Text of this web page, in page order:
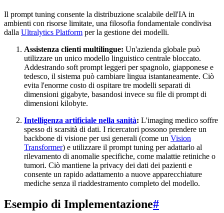
Il prompt tuning consente la distribuzione scalabile dell'IA in
ambienti con risorse limitate, una filosofia fondamentale condivisa
dalla Ultralytics Platform per la gestione dei modelli.
Assistenza clienti multilingue: Un'azienda globale può
utilizzare un unico modello linguistico centrale bloccato.
Addestrando soft prompt leggeri per spagnolo, giapponese e
tedesco, il sistema può cambiare lingua istantaneamente. Ciò
evita l'enorme costo di ospitare tre modelli separati di
dimensioni gigabyte, basandosi invece su file di prompt di
dimensioni kilobyte.
Intelligenza artificiale nella sanità: L'imaging medico soffre
spesso di scarsità di dati. I ricercatori possono prendere un
backbone di visione per usi generali (come un Vision
Transformer) e utilizzare il prompt tuning per adattarlo al
rilevamento di anomalie specifiche, come malattie retiniche o
tumori. Ciò mantiene la privacy dei dati dei pazienti e
consente un rapido adattamento a nuove apparecchiature
mediche senza il riaddestramento completo del modello.
Esempio di Implementazione#